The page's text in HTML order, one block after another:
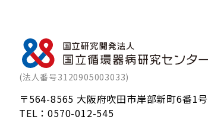
(法人番号3120905003033)
〒564-8565 大阪府吹田市岸部新町6番1号
TEL：0570-012-545